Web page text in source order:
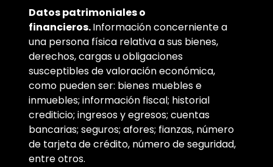
Datos patrimoniales o
financieros.Información concerniente a
una persona física relativa a sus bienes,
derechos, cargas u obligaciones
susceptibles de valoración económica,
como pueden ser: bienes muebles e
inmuebles; información fiscal; historial
crediticio; ingresos y egresos; cuentas
bancarias; seguros; afores; fianzas, número
de tarjeta de crédito, número de seguridad,
entre otros.